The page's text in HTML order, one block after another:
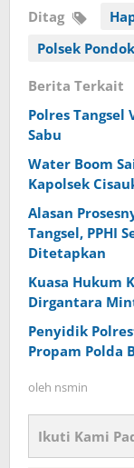
Ditag
Polsek
Berita Terkait
Polres Tangsel
Sabu
Water Boom
Kapolsek
Alasan
Tangsel, PPHI
Ditetapkan
Kuasa Hukum
Dirgantara
Penyidik
Propam Polda
oleh nsmin
Ikuti Kami